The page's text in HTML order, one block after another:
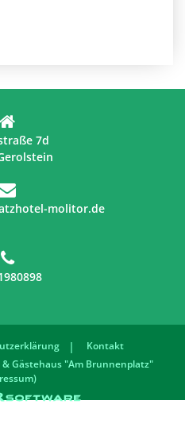
7d
molitor.de
Kontakt
Gästehaus "Am Brunnenplatz"